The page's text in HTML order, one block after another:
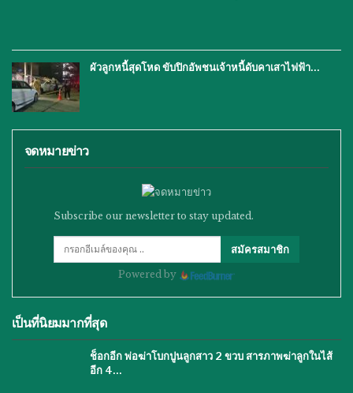
ผัวลูกหนี้สุดโหด ขับปิกอัพชนเจ้าหนี้ดับคาเสาไฟฟ้า…
จดหมายข่าว
Subscribe our newsletter to stay updated.
สมัครสมาชิก
Powered by
เป็นที่นิยมมากที่สุด
ช็อกอีก พ่อฆ่าโบกปูนลูกสาว 2 ขวบ สารภาพฆ่าลูกในไส้
อีก 4…